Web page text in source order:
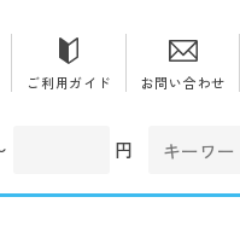
ご利用ガイド お問い合わせ
円